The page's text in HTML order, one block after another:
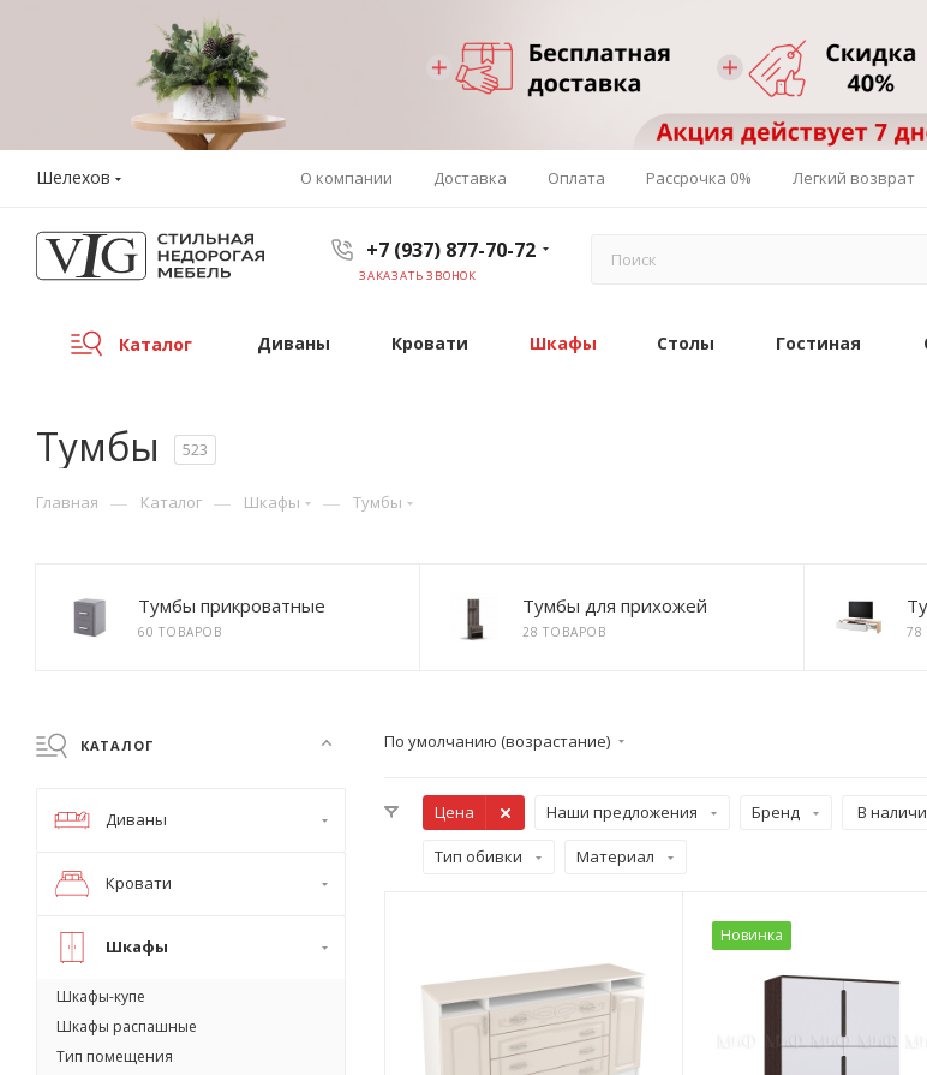
Шелехов О компании Доставка Оплата Рассрочка 0% Легкий возврат
+7 (937) 877-70-72
ЗАКАЗАТЬ ЗВОНОК
Каталог Диваны Кровати Шкафы Столы Гостиная
Тумбы 523
Главная — Каталог — Шкафы — Тумбы
Тумбы прикроватные
60 ТОВАРОВ
Тумбы для прихожей
28 ТОВАРОВ 78
По умолчанию (возрастание)
Цена Наши предложения Бренд В
Тип обивки Материал
Новинка
КАТАЛОГ
Диваны
Кровати
Шкафы
Шкафы-купе
Шкафы распашные
Тип помещения